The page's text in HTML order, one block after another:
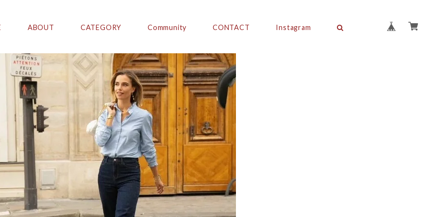
ABOUT CATEGORY Community CONTACT Instagram